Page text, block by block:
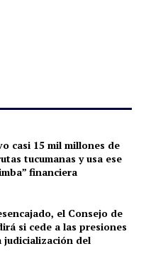
casi 15 mil millones de
tucumanas y usa ese
financiera
el Consejo de
si cede a las presiones
judicialización del